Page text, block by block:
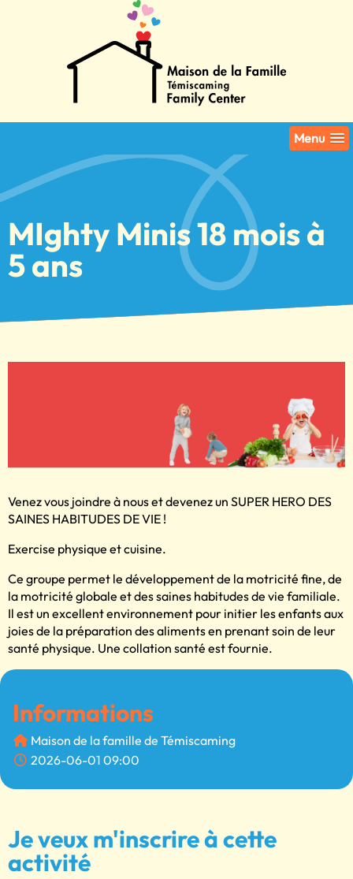
Menu
MIghty Minis 18 mois à
5 ans
Venez vous joindre à nous et devenez un SUPER HERO DES
SAINES HABITUDES DE VIE !
Exercise physique et cuisine.
Ce groupe permet le développement de la motricité fine, de
la motricité globale et des saines habitudes de vie familiale.
Il est un excellent environnement pour initier les enfants aux
joies de la préparation des aliments en prenant soin de leur
santé physique. Une collation santé est fournie.
Informations
Maison de la famille de Témiscaming
2026-06-01 09:00
Je veux m'inscrire à cette
activité